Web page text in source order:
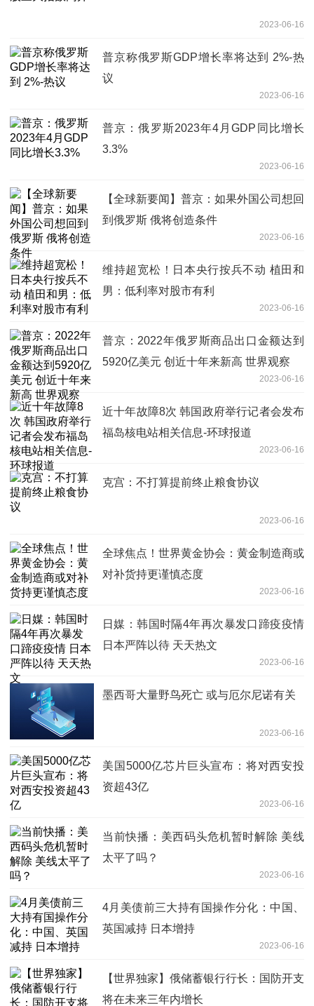
2023-06-16
普京称俄罗斯GDP增长率将达到 2%-热
议
2023-06-16
普京：俄罗斯2023年4月GDP同比增长
3.3%
2023-06-16
【全球新要闻】普京：如果外国公司想回
到俄罗斯 俄将创造条件
2023-06-16
维持超宽松！日本央行按兵不动 植田和
男：低利率对股市有利
2023-06-16
普京：2022年俄罗斯商品出口金额达到
5920亿美元 创近十年来新高 世界观察
2023-06-16
近十年故障8次 韩国政府举行记者会发布
福岛核电站相关信息-环球报道
2023-06-16
克宫：不打算提前终止粮食协议
2023-06-16
全球焦点！世界黄金协会：黄金制造商或
对补货持更谨慎态度
2023-06-16
日媒：韩国时隔4年再次暴发口蹄疫疫情
日本严阵以待 天天热文
2023-06-16
墨西哥大量野鸟死亡 或与厄尔尼诺有关
2023-06-16
美国5000亿芯片巨头宣布：将对西安投
资超43亿
2023-06-16
当前快播：美西码头危机暂时解除 美线
太平了吗？
2023-06-16
4月美债前三大持有国操作分化：中国、
英国减持 日本增持
2023-06-16
【世界独家】俄储蓄银行行长：国防开支
将在未来三年内增长